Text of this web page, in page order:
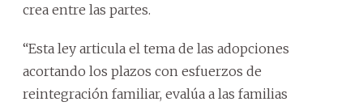
crea entre las partes.
“Esta ley articula el tema de las adopciones
acortando los plazos con esfuerzos de
reintegración familiar, evalúa a las familias